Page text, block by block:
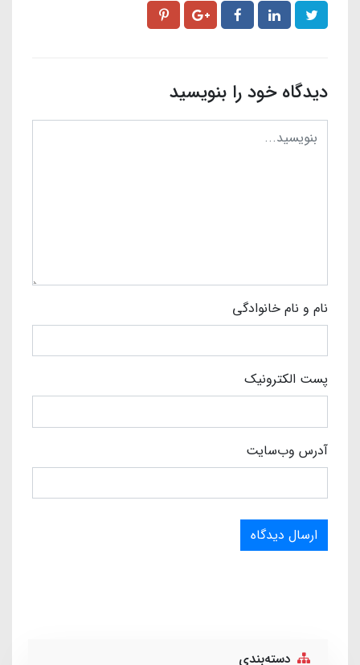
دیدگاه خود را بنویسید
نام و نام خانوادگی
پست الکترونیک
آدرس وب‌سایت
ارسال دیدگاه
دسته‌بندی